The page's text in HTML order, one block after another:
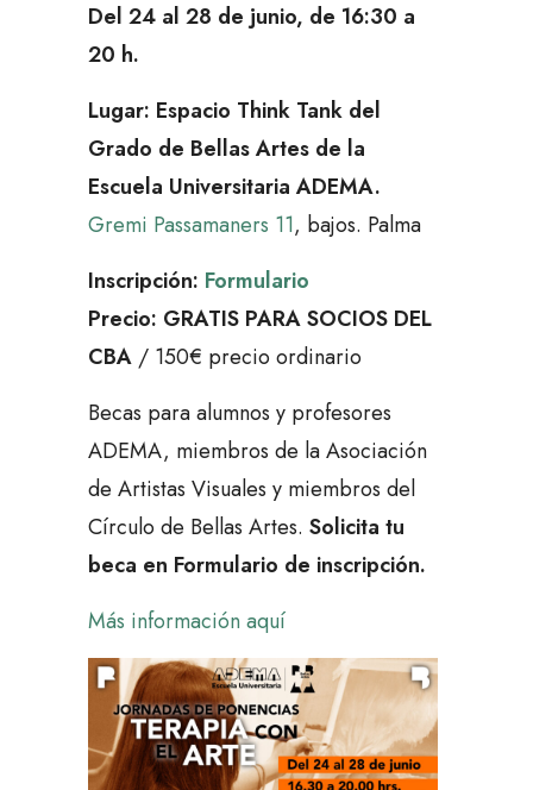
Del 24 al 28 de junio, de 16:30 a
20 h.
Lugar: Espacio Think Tank del
Grado de Bellas Artes de la
Escuela Universitaria ADEMA.
Gremi Passamaners 11, bajos. Palma
Inscripción: Formulario
Precio: GRATIS PARA SOCIOS DEL
CBA / 150€ precio ordinario
Becas para alumnos y profesores
ADEMA, miembros de la Asociación
de Artistas Visuales y miembros del
Círculo de Bellas Artes. Solicita tu
beca en Formulario de inscripción.
Más información aquí